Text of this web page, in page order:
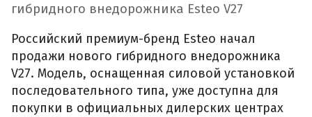
гибридного внедорожника Esteo V27
Российский премиум-бренд Esteo начал
продажи нового гибридного внедорожника
V27. Модель, оснащенная силовой установкой
последовательного типа, уже доступна для
покупки в официальных дилерских центрах